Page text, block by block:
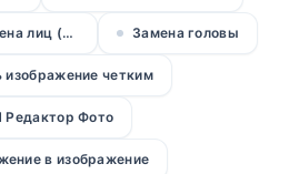
Множественная замена лиц (фото) Замена головы
изображение четким
Редактор Фото
в изображение